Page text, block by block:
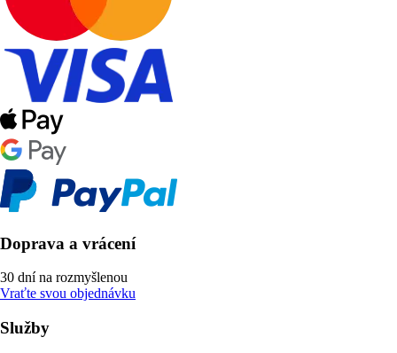
Doprava a vrácení
30 dní na rozmyšlenou
Vraťte svou objednávku
Služby